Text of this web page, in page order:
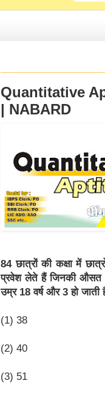
Quantitative
| NABARD
84 छात्रों की कक्षा में
प्रवेश लेते हैं जिनकी औसत
उम्र 18 वर्ष और 3 हो जाती
(1) 38
(2) 40
(3) 51